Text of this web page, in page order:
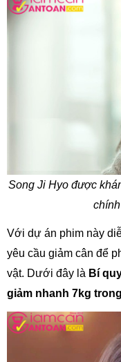
Song Ji Hyo được
Với dự án phim này
yêu cầu giảm cân để
vật. Dưới đây là Bí
giảm nhanh 7kg